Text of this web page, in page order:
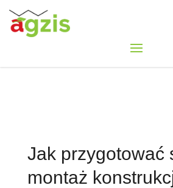
Jak przygotować
montaż